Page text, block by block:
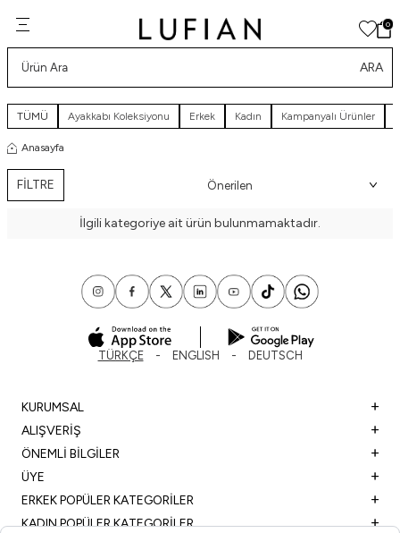
0
ARA
TÜMÜ Ayakkabı Koleksiyonu Erkek Kadın Kampanyalı Ürünler
Anasayfa
FİLTRE
İlgili kategoriye ait ürün bulunmamaktadır.
TÜRKÇE ENGLISH DEUTSCH
KURUMSAL
ALIŞVERİŞ
ÖNEMLİ BİLGİLER
ÜYE
ERKEK POPÜLER KATEGORİLER
KADIN POPÜLER KATEGORİLER